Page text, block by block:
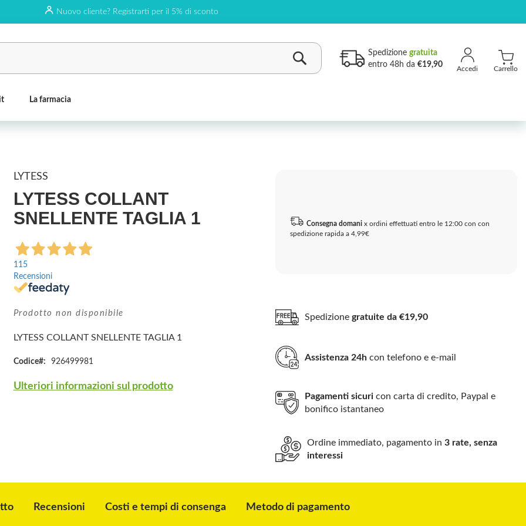
Nuovo cliente? Registrarti per il 5% di sconto
Carrello
Spedizione gratuita
entro 48h da €19,90
La farmacia
LYTESS
LYTESS COLLANT
SNELLENTE TAGLIA 1
115
Recensioni
Prodotto non disponibile
LYTESS COLLANT SNELLENTE TAGLIA 1
Codice 926499981
Ulteriori informazioni sul prodotto
Consegna domani x ordini effettuati entro le 12:00 con con
spedizione rapida a 4,99€
Spedizionegratuite da €19,90
Assistenza 24h con telefono e e-mail
Pagamenti sicuri con carta di credito, Paypal e
bonifico istantaneo
Ordine immediato, pagamento in3 rate, senza
interessi
Recensioni Costi e tempi di consenga Metodo di pagamento